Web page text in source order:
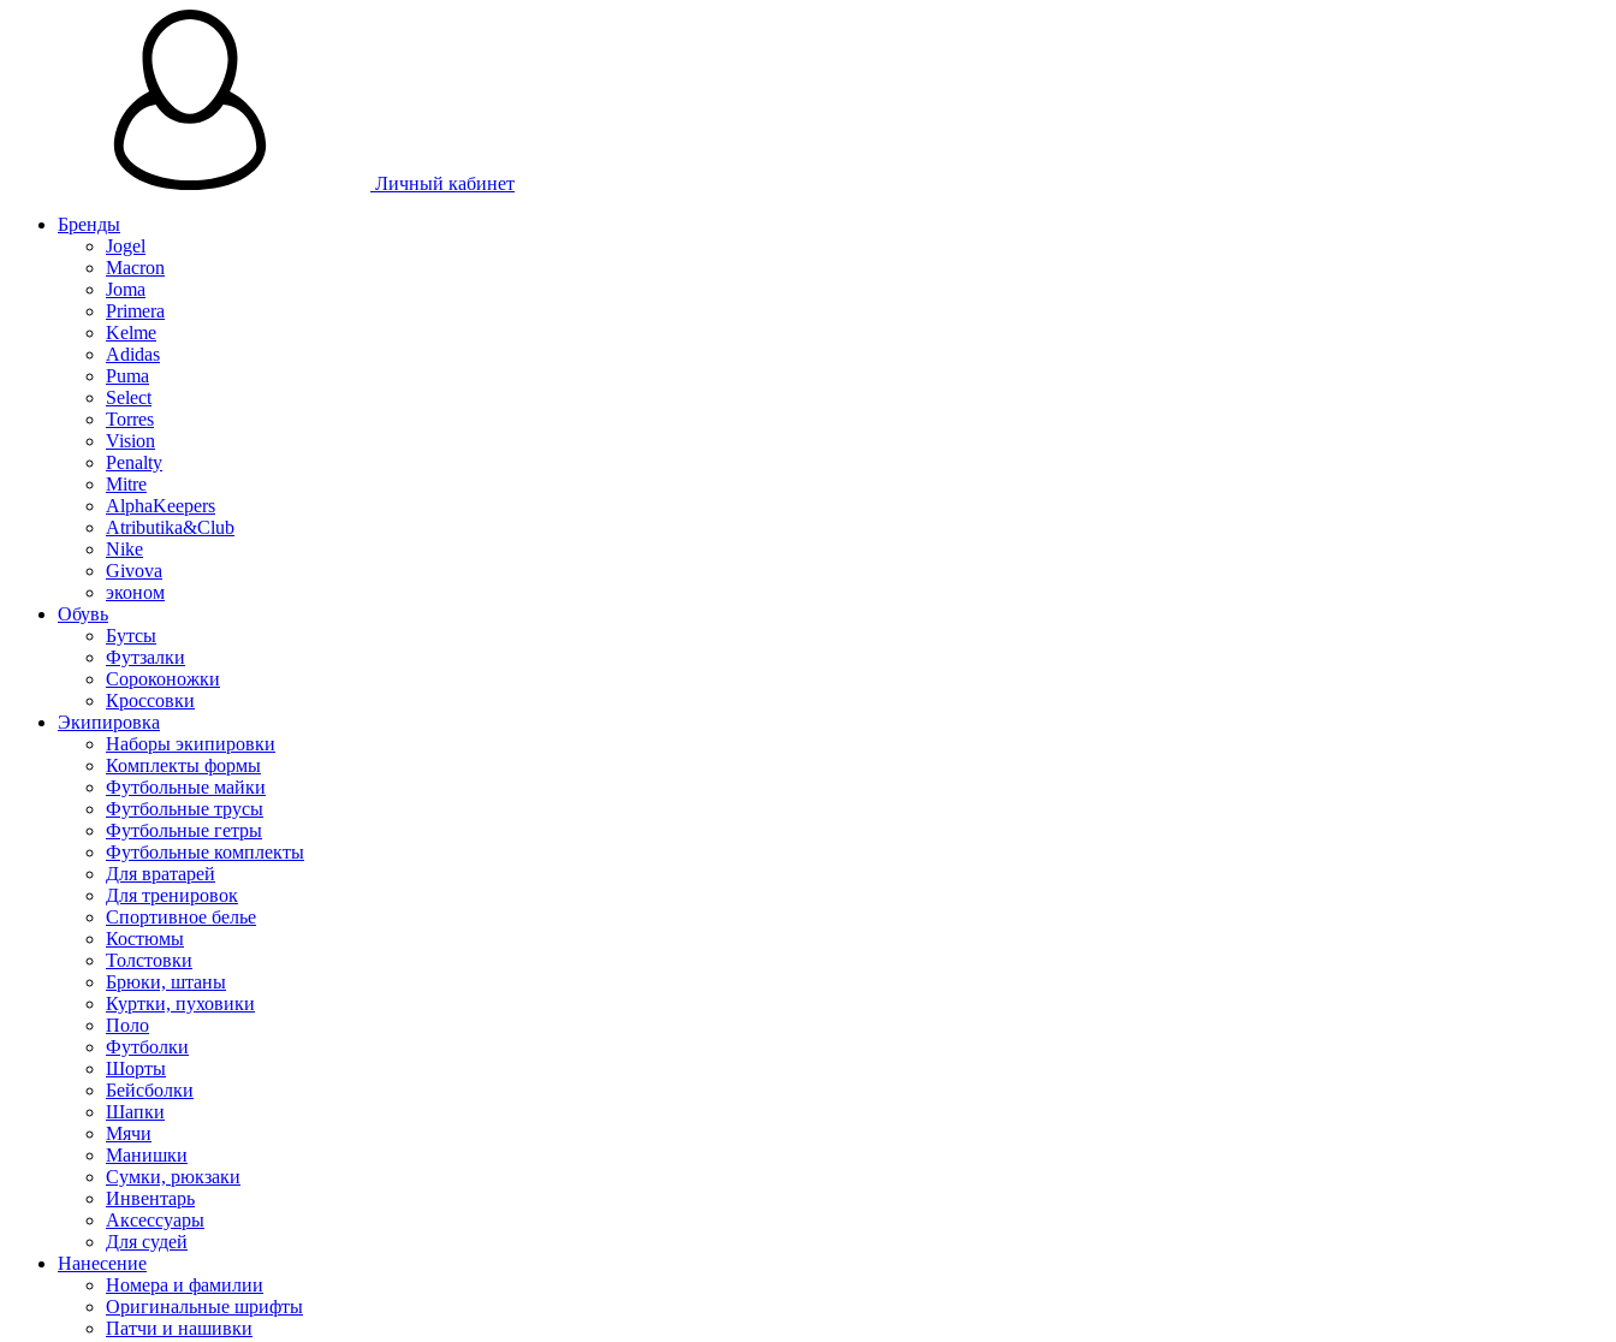
Личный кабинет
Бренды
Jogel
Macron
Joma
Primera
Kelme
Adidas
Puma
Select
Torres
Vision
Penalty
Mitre
AlphaKeepers
Atributika&Club
Nike
Givova
эконом
Обувь
Бутсы
Футзалки
Сороконожки
Кроссовки
Экипировка
Наборы экипировки
Комплекты формы
Футбольные майки
Футбольные трусы
Футбольные гетры
Футбольные комплекты
Для вратарей
Для тренировок
Спортивное белье
Костюмы
Толстовки
Брюки, штаны
Куртки, пуховики
Поло
Футболки
Шорты
Бейсболки
Шапки
Мячи
Манишки
Сумки, рюкзаки
Инвентарь
Аксессуары
Для судей
Нанесение
Номера и фамилии
Оригинальные шрифты
Патчи и нашивки